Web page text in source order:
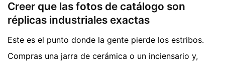
Creer que las fotos de catálogo son
réplicas industriales exactas
Este es el punto donde la gente pierde los estribos.
Compras una jarra de cerámica o un inciensario y,